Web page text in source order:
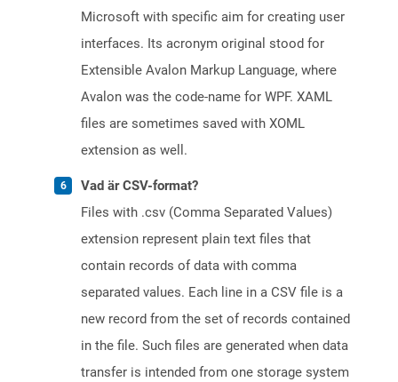
Microsoft with specific aim for creating user
interfaces. Its acronym original stood for
Extensible Avalon Markup Language, where
Avalon was the code-name for WPF. XAML
files are sometimes saved with XOML
extension as well.
Vad är CSV-format?
Files with .csv (Comma Separated Values)
extension represent plain text files that
contain records of data with comma
separated values. Each line in a CSV file is a
new record from the set of records contained
in the file. Such files are generated when data
transfer is intended from one storage system